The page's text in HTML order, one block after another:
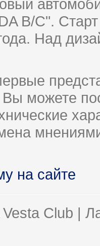
B/C".
Над
Вы можете
на сайте
Club |